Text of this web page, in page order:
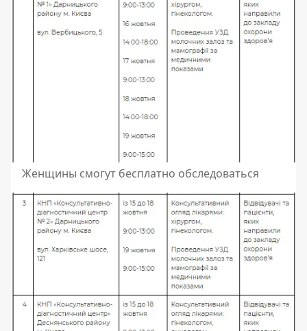
Женщины смогут бесплатно обследоваться